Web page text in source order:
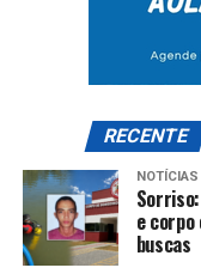
RECENTE
NOTÍCIAS
e
buscas